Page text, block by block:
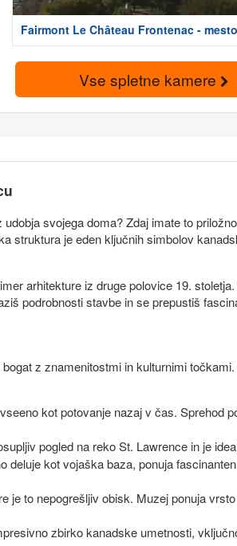
Fairmont Le Château Frontenac - mesto
Quebec
Vse spletne kamere
svojega doma? Zdaj imate to
struktura je eden ključnih simbolov
arhitekture iz druge polovice 19.
podrobnosti stavbe in se prepustiš
z znamenitostmi in kulturnimi
kot potovanje nazaj v čas. Sprehod
pogled na reko St. Lawrence in je
deluje kot vojaška baza, ponuja
je to nepogrešljiv obisk. Muzej ponuja
zbirko kanadske umetnosti,